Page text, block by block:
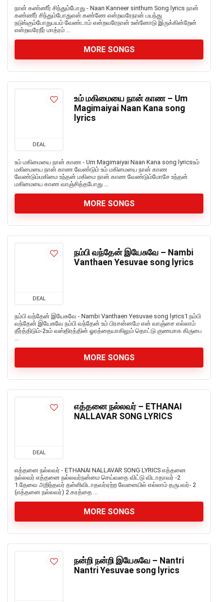
நான் கண்ணீர் சிந்தும்போது - Naan Kanneer sinthum Song lyrics நான்
கண்ணீர் சிந்தும்போதுஎன் கண்ணே என்றவரேநான் பயந்து
நடுங்கும்போதுபயம் வேண்டாம் என்றவரேநான் உன்னோடு இருக்கின்றேன்
என்றவரேநீர் மாத்ரம் ...
MORE SONGS
DEAL
உம் மகிமையை நான் காண – Um
Magimaiyai Naan Kana song
lyrics
உம் மகிமையை நான் காண - Um Magimaiyai Naan Kana song lyricsஉம்
மகிமையை நான் காண வேண்டும் உம் மகிமையை நான் காண
வேண்டும்மகிமை உந்தன் மகிமை நான் காண வேண்டும்மோசே உந்தன்
மகிமையை காண வாஞ்சித்தபோது ...
MORE SONGS
DEAL
நம்பி வந்தேன் இயேசுவே – Nambi
Vanthaen Yesuvae song lyrics
நம்பி வந்தேன் இயேசுவே - Nambi Vanthaen Yesuvae song lyrics1.நம்பி
வந்தேன் இயேசுவே நம்பி வந்தேன் உம் பிரசன்னமே என் வாஞ்சை எல்லாம்
தீர்த்திடும்-2உம் வஸ்திரத்தின் ஓரத்தையாகிலும் தொட்டு குணமாக கிருபை
...
MORE SONGS
DEAL
எத்தனை நல்லவர் – ETHANAI
NALLAVAR SONG LYRICS
எத்தனை நல்லவர் - ETHANAI NALLAVAR SONG LYRICS எத்தனை
நல்லவர் எத்தனை நல்லவர்நன்மை செய்வதை விட்டு விடாதாவர் -2
1.தேவை அறிந்தவர் தள்ளிவிடாதவர்ஏற்ற வேளையில் எல்லாம் தருபவர்- 2
(எத்தனை நல்லவர்) 2.கரத்தை ...
MORE SONGS
நன்றி நன்றி இயேசுவே – Nantri
Nantri Yesuvae song lyrics